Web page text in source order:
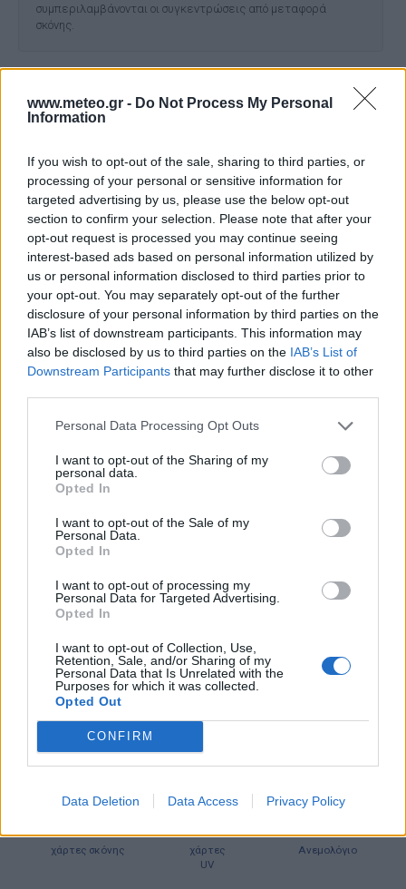
www.meteo.gr - Do Not Process My Personal
Information
If you wish to opt-out of the sale, sharing to third parties, or
processing of your personal or sensitive information for
targeted advertising by us, please use the below opt-out
section to confirm your selection. Please note that after your
opt-out request is processed you may continue seeing
interest-based ads based on personal information utilized by
us or personal information disclosed to third parties prior to
your opt-out. You may separately opt-out of the further
disclosure of your personal information by third parties on the
IAB’s list of downstream participants. This information may
also be disclosed by us to third parties on the IAB’s List of
Downstream Participants that may further disclose it to other
Personal Data Processing Opt Outs
I want to opt-out of the Sharing of my
personal data.
Opted In
I want to opt-out of the Sale of my
Personal Data.
Opted In
I want to opt-out of processing my
Personal Data for Targeted Advertising.
Opted In
I want to opt-out of Collection, Use,
Retention, Sale, and/or Sharing of my
Personal Data that Is Unrelated with the
Purposes for which it was collected.
Opted Out
CONFIRM
Data Deletion Data Access Privacy Policy
συμπεριλαμβάνονται οι συγκεντρώσεις από μεταφορά
σκόνης.
Το έργο χρηματοδοτήθηκε από το Ελληνικό Ίδρυμα Έρευνας
και Καινοτομίας (ΕΛΙΔΕΚ) και από τη Γενική Γραμματεία
Έρευνας και Καινοτομίας (ΓΓΕΚ), με αρ. Σύμβασης Έργου 409.
Το έργο χρηματοδοτήθηκε στο πλαίσιο της Πράξης με τίτλο
«ΘΕΣΠΙΑ ΙΙ: ΘΕμελίωση Συνεργιστικών και ολοκληρωμένων
μεθοδολογιών και εργαλείων παρακολούθησης, διαχείρισης
και πρόγνωσης Περιβαλλοντικών παραμέτρων και πιέσεων»
και κωδικό MIS 5002517.
μετεωρολογικοί
σταθμοί
meteonow
στην Ευρώπη
στον κόσμο
ΧΑΡΤΕΣ ΠΡΟΓΝΩΣΗΣ
ιστιοπλοϊκοί
χάρτες σκόνης
χάρτες
UV
Ανεμολόγιο